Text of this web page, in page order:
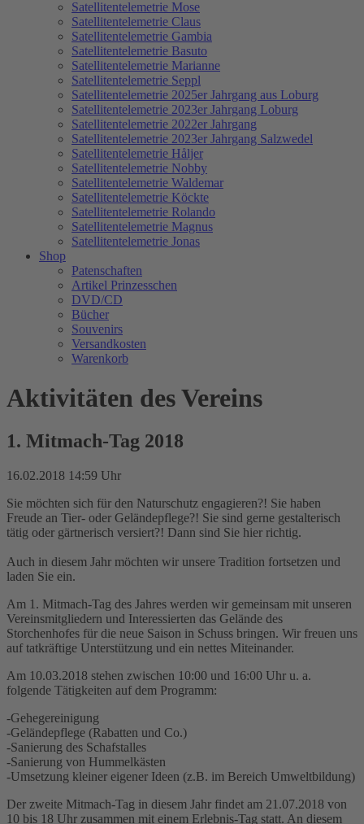
Satellitentelemetrie Mose
Satellitentelemetrie Claus
Satellitentelemetrie Gambia
Satellitentelemetrie Basuto
Satellitentelemetrie Marianne
Satellitentelemetrie Seppl
Satellitentelemetrie 2025er Jahrgang aus Loburg
Satellitentelemetrie 2023er Jahrgang Loburg
Satellitentelemetrie 2022er Jahrgang
Satellitentelemetrie 2023er Jahrgang Salzwedel
Satellitentelemetrie Håljer
Satellitentelemetrie Nobby
Satellitentelemetrie Waldemar
Satellitentelemetrie Köckte
Satellitentelemetrie Rolando
Satellitentelemetrie Magnus
Satellitentelemetrie Jonas
Shop
Patenschaften
Artikel Prinzesschen
DVD/CD
Bücher
Souvenirs
Versandkosten
Warenkorb
Aktivitäten des Vereins
1. Mitmach-Tag 2018
16.02.2018 14:59 Uhr
Sie möchten sich für den Naturschutz engagieren?! Sie haben
Freude an Tier- oder Geländepflege?! Sie sind gerne gestalterisch
tätig oder gärtnerisch versiert?! Dann sind Sie hier richtig.
Auch in diesem Jahr möchten wir unsere Tradition fortsetzen und
laden Sie ein.
Am 1. Mitmach-Tag des Jahres werden wir gemeinsam mit unseren
Vereinsmitgliedern und Interessierten das Gelände des
Storchenhofes für die neue Saison in Schuss bringen. Wir freuen uns
auf tatkräftige Unterstützung und ein nettes Miteinander.
Am 10.03.2018 stehen zwischen 10:00 und 16:00 Uhr u. a.
folgende Tätigkeiten auf dem Programm:
-Gehegereinigung
-Geländepflege (Rabatten und Co.)
-Sanierung des Schafstalles
-Sanierung von Hummelkästen
-Umsetzung kleiner eigener Ideen (z.B. im Bereich Umweltbildung)
Der zweite Mitmach-Tag in diesem Jahr findet am 21.07.2018 von
10 bis 18 Uhr zusammen mit einem Erlebnis-Tag statt. An diesem